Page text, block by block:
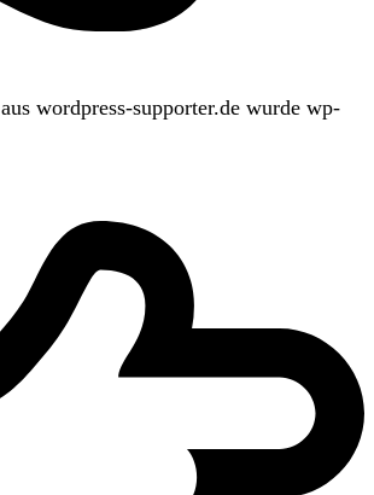
aus wordpress-supporter.de wurde wp-